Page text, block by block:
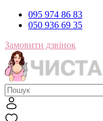
095 974 86 83
050 936 69 35
Замовити дзвінок